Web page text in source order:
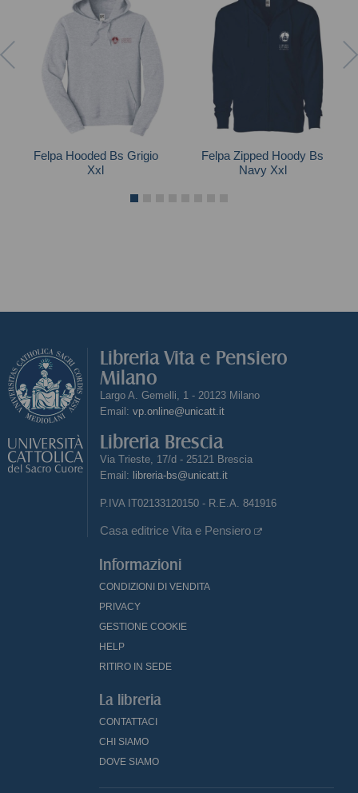
Felpa Hooded Bs Grigio
Xxl
Felpa Zipped Hoody Bs
Navy Xxl
Libreria Vita e Pensiero
Milano
Largo A. Gemelli, 1 - 20123 Milano
Email: vp.online@unicatt.it
Libreria Brescia
Via Trieste, 17/d - 25121 Brescia
Email: libreria-bs@unicatt.it
P.IVA IT02133120150 - R.E.A. 841916
Casa editrice Vita e Pensiero
Informazioni
CONDIZIONI DI VENDITA
PRIVACY
GESTIONE COOKIE
HELP
RITIRO IN SEDE
La libreria
CONTATTACI
CHI SIAMO
DOVE SIAMO